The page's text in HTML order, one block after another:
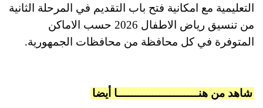
التعليمية مع امكانية فتح باب التقديم في المرحلة الثانية
من تنسيق رياض الاطفال 2026 حسب الاماكن
المتوفرة في كل محافظة من محافظات الجمهورية.
شاهد من هنـــــــــــــــــــــــا أيضا